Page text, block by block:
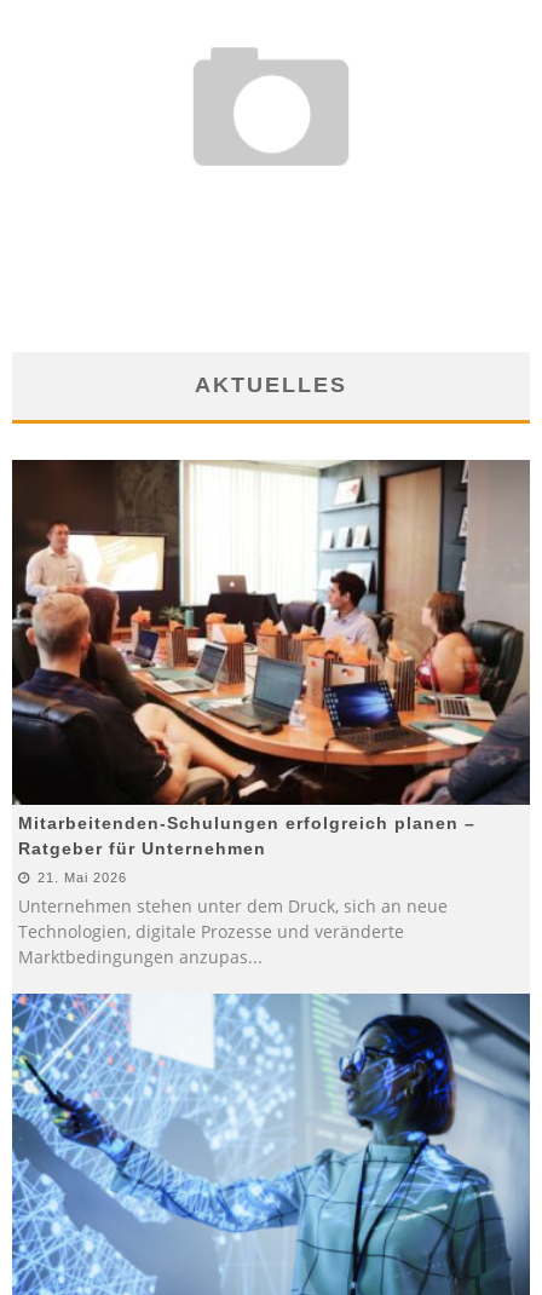
AKTUELLES
Mitarbeitenden-Schulungen erfolgreich planen –
Ratgeber für Unternehmen
21. Mai 2026
Unternehmen stehen unter dem Druck, sich an neue
Technologien, digitale Prozesse und veränderte
Marktbedingungen anzupas...